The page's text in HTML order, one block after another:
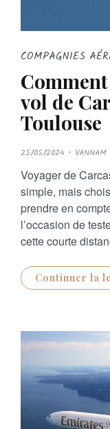
COMPAGNIES
vol de
Toulouse
P
O
T
E
D
O
N
25/05/2024 VANNAM
Voyager de
simple, mais
prendre en
l’occasion de
cette courte
Continuer la